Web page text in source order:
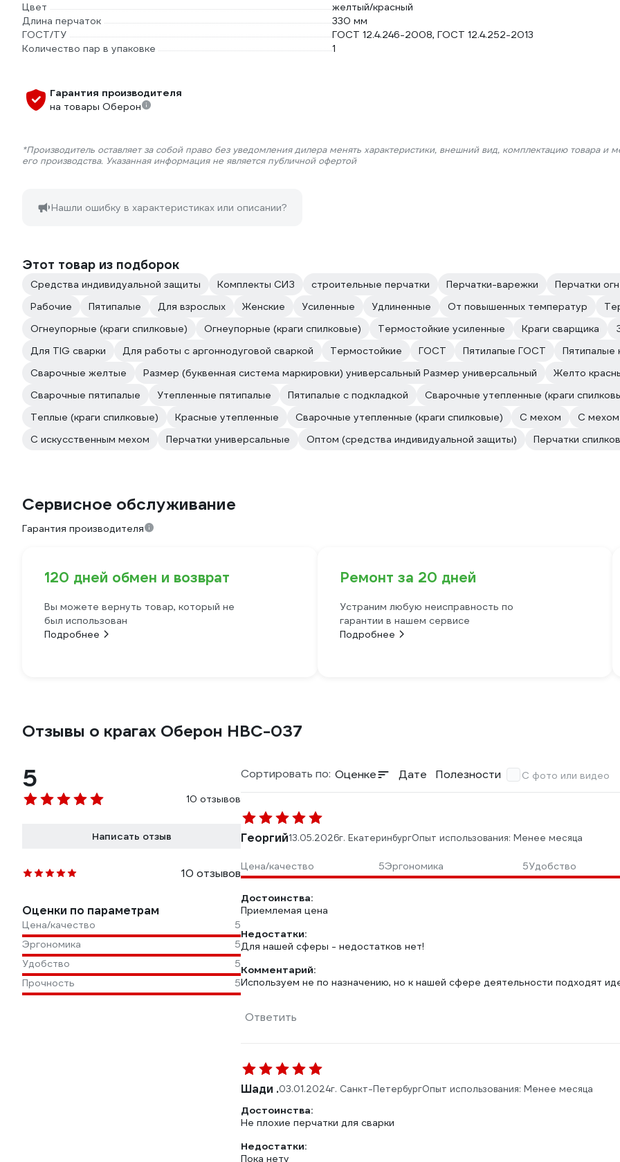
Цвет
желтый/красный
Длина перчаток
330 мм
ГОСТ/ТУ
ГОСТ 12.4.246-2008, ГОСТ 12.4.252-2013
Количество пар в упаковке
1
Гарантия производителя
на товары Оберон
*Производитель оставляет за собой право без уведомления дилера менять характеристики, внешний вид, комплектацию товара и
его производства. Указанная информация не является публичной офертой
Нашли ошибку в характеристиках или описании?
Этот товар из подборок
Средства индивидуальной защиты Комплекты СИЗ строительные перчатки Перчатки-варежки
Перчатки
Рабочие
Пятипалые Для взрослых Женские Усиленные Удлиненные От повышенных температур
Огнеупорные (краги спилковые)
Огнеупорные (краги спилковые) Термостойкие усиленные Краги сварщика
Для TIG сварки
Для работы с аргоннодуговой сваркой Термостойкие ГОСТ Пятилапые ГОСТ
Пятипалые
Сварочные желтые
Размер (буквенная система маркировки) универсальный Размер универсальный
Желто
Сварочные пятипалые
Утепленные пятипалые Пятипалые с подкладкой
Сварочные утепленные (краги
Теплые (краги спилковые)
Красные утепленные Сварочные утепленные (краги спилковые) С мехом
С
С искусственным мехом
Перчатки универсальные Оптом (средства индивидуальной защиты) Перчатки
Сервисное обслуживание
Гарантия производителя
120 дней обмен и возврат
Вы можете вернуть товар, который не
был использован
Подробнее
Ремонт за 20 дней
Устраним любую неисправность по
гарантии в нашем сервисе
Подробнее
Отзывы о крагах Оберон HBC-037
5
10 отзывов
Написать отзыв
10 отзывов
Оценки по параметрам
Цена/качество
5
Эргономика
5
Удобство
5
Прочность
5
Сортировать по: Оценке Дате Полезности С фото или видео
Георгий13.05.2026г. ЕкатеринбургОпыт использования: Менее месяца
Цена/качество 5Эргономика 5Удобство
Достоинства:
Приемлемая цена
Недостатки:
Для нашей сферы - недостатков нет!
Комментарий:
Используем не по назначению, но к нашей сфере деятельности подходят
Ответить
Шади .03.01.2024г. Санкт-ПетербургОпыт использования: Менее месяца
Достоинства:
Не плохие перчатки для сварки
Недостатки:
Пока нету